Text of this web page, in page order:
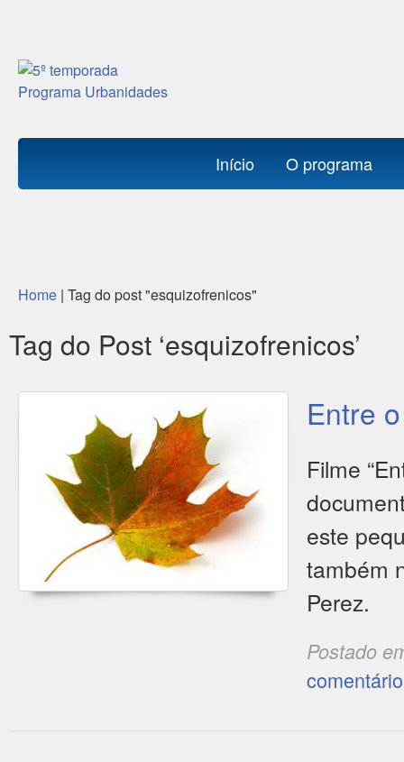
Início O programa
Home | Tag do post "esquizofrenicos"
Tag do Post ‘esquizofrenicos’
Entre
Filme
este
também
Perez.
Postado